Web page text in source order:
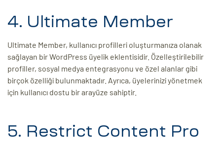
4. Ultimate Member
Ultimate Member, kullanıcı profilleri oluşturmanıza olanak
sağlayan bir WordPress üyelik eklentisidir. Özelleştirilebilir
profiller, sosyal medya entegrasyonu ve özel alanlar gibi
birçok özelliği bulunmaktadır. Ayrıca, üyelerinizi yönetmek
için kullanıcı dostu bir arayüze sahiptir.
5. Restrict Content Pro